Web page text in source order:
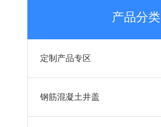
产品分类
定制产品专区
钢筋混凝土井盖